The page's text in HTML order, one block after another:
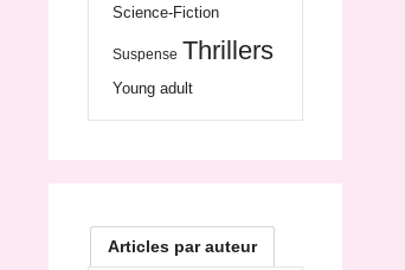
Science-Fiction
Suspense Thrillers
Young adult
Articles par auteur